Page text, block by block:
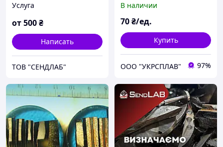
соединений.
Услуга
от500₴
Написать
ТОВ "СЕНДЛАБ"
В наличии
70₴/ед.
Купить
OOO "УКРСПЛАВ" 97%